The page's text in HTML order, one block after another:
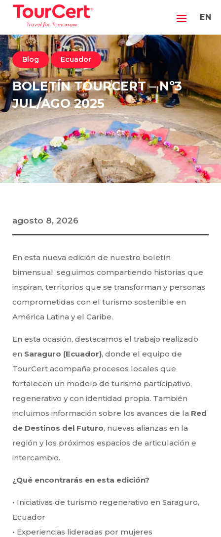
EN
Blog Ecuador
BOLETÍN TOURCERT – Nº3
JUL/AGO 2025
agosto 8, 2026
En esta nueva edición de nuestro boletín
bimensual, seguimos compartiendo historias que
inspiran, territorios que se transforman y personas
comprometidas con el turismo sostenible en
América Latina y el Caribe.
En esta ocasión, destacamos el trabajo realizado
en Saraguro (Ecuador), donde el equipo de
TourCert acompaña procesos locales que
fortalecen un modelo de turismo participativo,
regenerativo y con identidad propia. También
incluimos información sobre los avances de la Red
de Destinos del Futuro, nuevas alianzas en la
región y los próximos espacios de articulación e
intercambio.
¿Qué encontrarás en esta edición?
• Iniciativas de turismo regenerativo en Saraguro,
Ecuador
• Experiencias lideradas por mujeres